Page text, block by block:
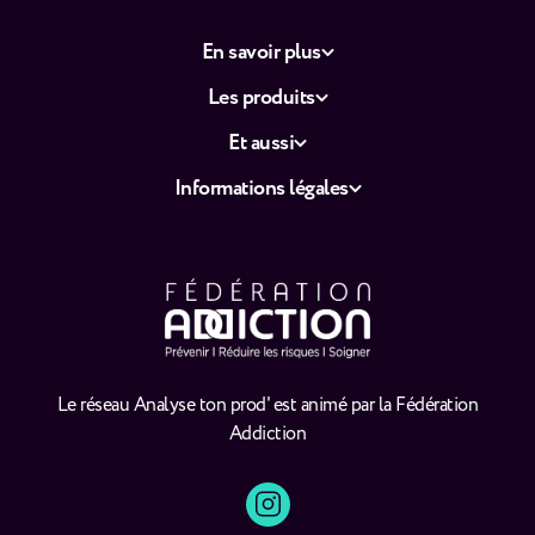
Le réseau Analyse ton prod' est animé par la Fédération
Addiction
En savoir plus
Les produits
Et aussi
Informations légales